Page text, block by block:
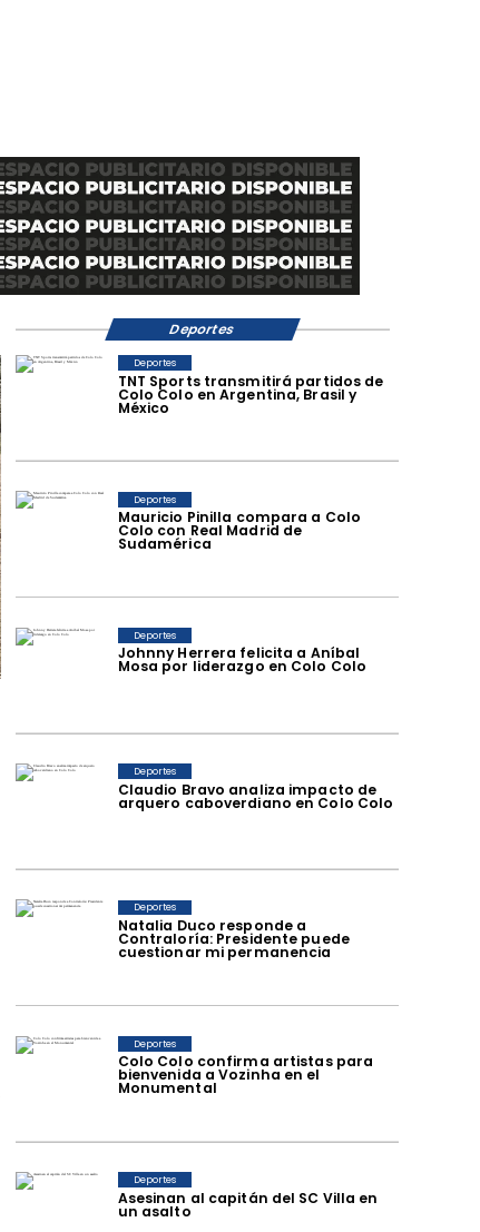
TNT Sports transmitirá partidos de
Colo Colo en Argentina, Brasil y
México
Deportes
Mauricio Pinilla compara a Colo
Colo con Real Madrid de
Sudamérica
Deportes
Johnny Herrera felicita a Aníbal
Mosa por liderazgo en Colo Colo
Deportes
Claudio Bravo analiza impacto de
arquero caboverdiano en Colo Colo
Deportes
Natalia Duco responde a
Contraloría: Presidente puede
cuestionar mi permanencia
Deportes
Colo Colo confirma artistas para
bienvenida a Vozinha en el
Monumental
Deportes
Asesinan al capitán del SC Villa en
un asalto
Deportes
Deportes